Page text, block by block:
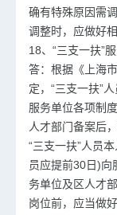
确有特殊原因需
调整时，应做好
18、“三支一扶”
答：根据《上海
定，“三支一扶”
服务单位各项制
人才部门备案后
“三支一扶”人员
员应提前30日)向
务单位及区人才
岗位前，应当做